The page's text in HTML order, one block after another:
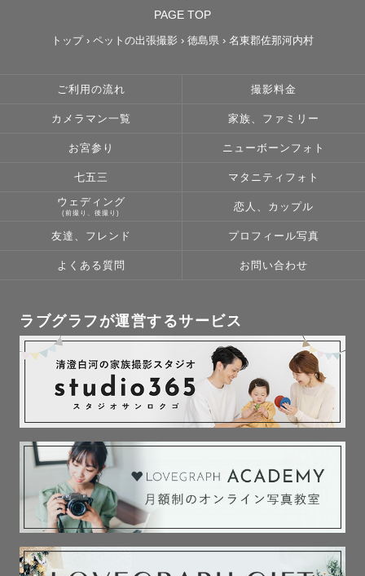
PAGE TOP
トップ › ペットの出張撮影 › 徳島県 › 名東郡佐那河内村
ご利用の流れ 撮影料金
カメラマン一覧 家族、ファミリー
お宮参り ニューボーンフォト
七五三 マタニティフォト
ウェディング
(前撮り、後撮り)
恋人、カップル
友達、フレンド プロフィール写真
よくある質問 お問い合わせ
ラブグラフが運営するサービス